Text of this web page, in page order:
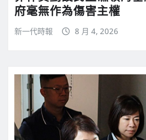
府毫無作為傷害主權
新一代時報 8 月 4, 2026